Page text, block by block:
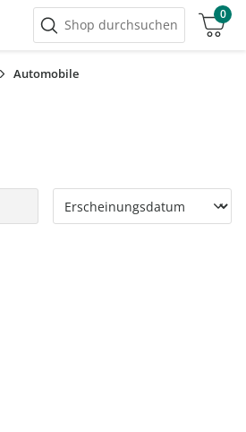
Shop durchsuchen
0
Automobile